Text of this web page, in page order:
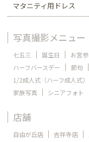
マタニティ用ドレス
写真撮影メニュー
七五三 誕生日 お宮
ハーフバースデー
節句
1/2成人式（ハーフ成人式）
家族写真
シニアフォト
店舗
自由が丘店 吉祥寺店